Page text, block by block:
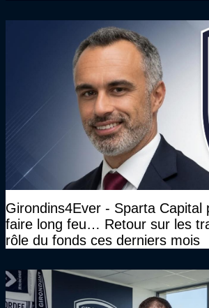
Girondins4Ever - Sparta Capital
faire long feu… Retour sur les
rôle du fonds ces derniers mois